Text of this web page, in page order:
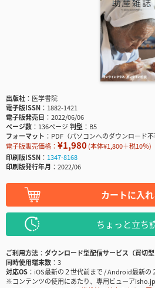
出版社
医学書院
電子版ISSN
1882-1421
電子版発売日
2022/06/06
ページ数
136ページ判型
B5
フォーマット
PDF（パソコンへのダウンロード不
電子版販売価格： ¥1,980(本体¥1,800＋税10％)
印刷版ISSN
1347-8168
印刷版発行年月
2022/06
カートに入れ
ちょっと立ち
ご利用方法
ダウンロード型配信サービス（買切型
同時使用端末数
3
対応OS
iOS最新の２世代前まで / Android最新の
※コンテンツの使用にあたり、専用ビューア